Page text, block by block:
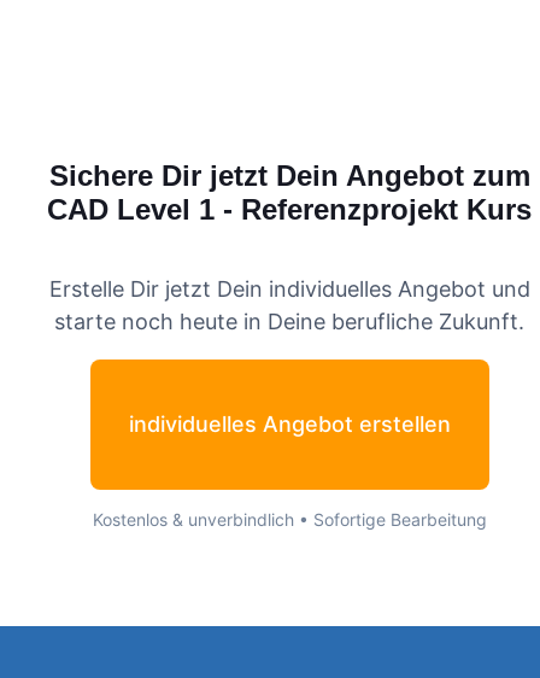
Sichere Dir jetzt Dein Angebot zum
CAD Level 1 - Referenzprojekt Kurs
Erstelle Dir jetzt Dein individuelles Angebot und
starte noch heute in Deine berufliche Zukunft.
individuelles Angebot erstellen
Kostenlos & unverbindlich • Sofortige Bearbeitung